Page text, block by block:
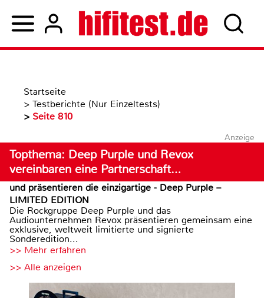
Startseite
> Testberichte (Nur Einzeltests)
> Seite 810
Anzeige
Topthema: Deep Purple und Revox
vereinbaren eine Partnerschaft…
und präsentieren die einzigartige - Deep Purple –
LIMITED EDITION
Die Rockgruppe Deep Purple und das
Audiounternehmen Revox präsentieren gemeinsam eine
exklusive, weltweit limitierte und signierte
Sonderedition...
>> Mehr erfahren
>> Alle anzeigen